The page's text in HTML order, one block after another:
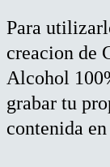
Para
creacion de
Alcohol
grabar tu
contenida